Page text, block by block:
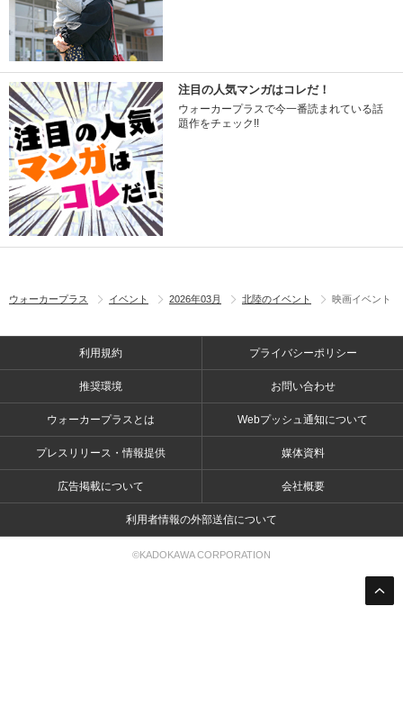
注目の人気マンガはコレだ！
ウォーカープラスで今一番読まれている話
題作をチェック!!
ウォーカープラス イベント 2026年03月 北陸のイベント 映画イベント
利用規約 プライバシーポリシー
推奨環境 お問い合わせ
ウォーカープラスとは Webプッシュ通知について
プレスリリース・情報提供 媒体資料
広告掲載について 会社概要
利用者情報の外部送信について
©KADOKAWA CORPORATION